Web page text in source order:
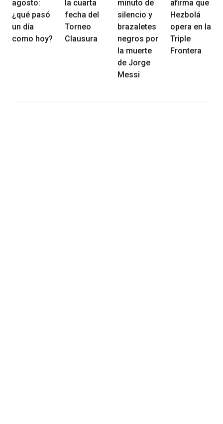
agosto:
¿qué pasó
un día
como hoy?
la cuarta
fecha del
Torneo
Clausura
minuto de
silencio y
brazaletes
negros por
la muerte
de Jorge
Messi
afirma que
Hezbolá
opera en la
Triple
Frontera